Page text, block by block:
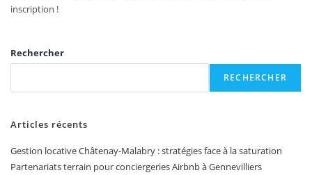
inscription !
Rechercher
RECHERCHER
Articles récents
Gestion locative Châtenay-Malabry : stratégies face à la saturation
Partenariats terrain pour conciergeries Airbnb à Gennevilliers